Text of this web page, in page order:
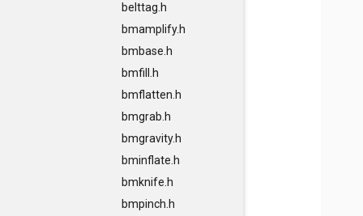
belttag.h
bmamplify.h
bmbase.h
bmfill.h
bmflatten.h
bmgrab.h
bmgravity.h
bminflate.h
bmknife.h
bmpinch.h